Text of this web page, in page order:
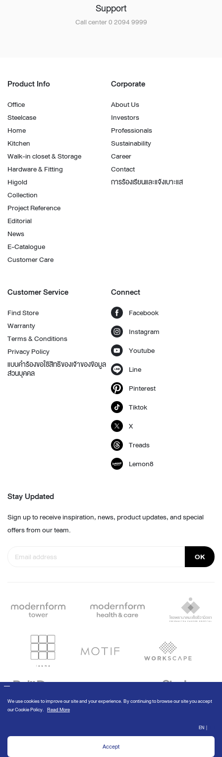
Support
Call center 0 2094 9999
Product Info
Office
Steelcase
Home
Kitchen
Walk-in closet & Storage
Hardware & Fitting
Higold
Collection
Project Reference
Editorial
News
E-Catalogue
Customer Care
Corporate
About Us
Investors
Professionals
Sustainability
Career
Contact
การร้องเรียนและแจ้งเบาะแส
Customer Service
Find Store
Warranty
Terms & Conditions
Privacy Policy
แบบคำร้องขอใช้สิทธิของเจ้าของข้อมูล
ส่วนบุคคล
Connect
Facebook
Instagram
Youtube
Line
Pinterest
Tiktok
X
Treads
Lemon8
Stay Updated
Sign up to receive inspiration, news, product updates, and special
offers from our team.
OK
© Modernform 2020
We use cookies to improve our site and your experience. By continuing to
browse our site you accept our
Cookie Policy.